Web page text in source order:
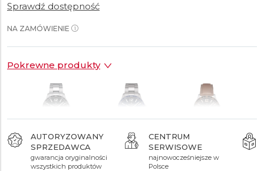
Sprawdź dostępność
NA ZAMÓWIENIE
Pokrewne produkty
3 590 zł 3 490 zł
AUTORYZOWANY
SPRZEDAWCA
gwarancja oryginalności
wszystkich produktów
CENTRUM
SERWISOWE
najnowocześniejsze w
Polsce